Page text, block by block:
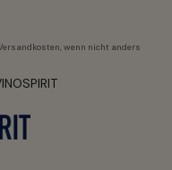
, wenn nicht anders